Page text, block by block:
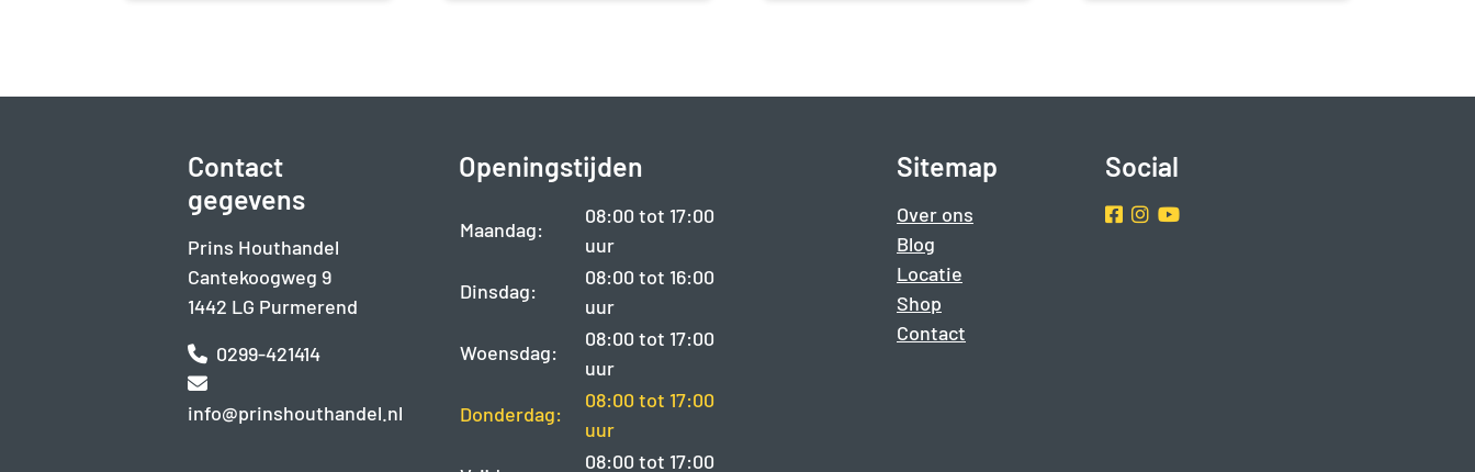
Contact
gegevens
Prins Houthandel
Cantekoogweg 9
1442 LG Purmerend
0299-421414
info@prinshouthandel.nl
Openingstijden
Maandag:
08:00 tot 17:00
uur
Dinsdag:
08:00 tot 16:00
uur
Woensdag:
08:00 tot 17:00
uur
Donderdag:
08:00 tot 17:00
uur
08:00 tot 17:00
Sitemap
Over ons
Blog
Locatie
Shop
Contact
Social
Facebook
Instragram
Youtube